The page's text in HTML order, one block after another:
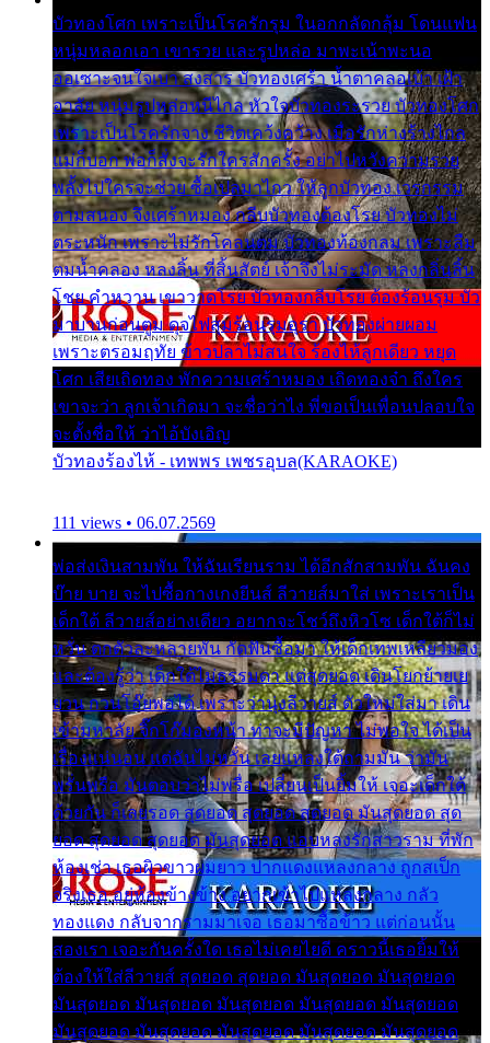
บัวทองโศก เพราะเป็นโรครักรุม ในอกกลัดกลุ้ม โดนแฟน
หนุ่มหลอกเอา เขารวย และรูปหล่อ มาพะเน้าพะนอ
ออเซาะจนใจเบา สงสาร บัวทองเศร้า น้ำตาคลอเบ้า เฝ้า
อาลัย หนุ่มรูปหล่อหนีไกล หัวใจบัวทองระรวย บัวทองโศก
เพราะเป็นโรครักจาง ชีวิตเคว้งคว้าง เมื่อรักห่างร้างไกล
แม่ก็บอก พ่อก็สั่งจะรักใครสักครั้ง อย่าไปหวังความรวย
พลั้งไปใครจะช่วย ซื้อเปลมาไกว ให้ลูกบัวทอง เวรกรรม
ตามสนอง จึงเศร้าหมอง กลีบบัวทองต้องโรย บัวทองไม่
ตระหนัก เพราะไม่รักโคลนตม บัวทองท้องกลม เพราะลืม
ตมน้ำคลอง หลงลิ้น ที่สิ้นสัตย์ เจ้าจึงไม่ระมัด หลงกลิ่นลิ้น
โชย คำหวาน เขาวาดโรย บัวทองกลีบโรย ต้องร้อนรุม บัว
มาบานก่อนตูม ดุจไฟสุมร้อนรุมอุรา บัวทองผ่ายผอม
เพราะตรอมฤทัย ข้าวปลาไม่สนใจ ร้องไห้ลูกเดียว หยุด
โศก เสียเถิดทอง พักความเศร้าหมอง เถิดทองจ๋า ถึงใคร
เขาจะว่า ลูกเจ้าเกิดมา จะชื่อว่าไง พี่ขอเป็นเพื่อนปลอบใจ
จะตั้งชื่อให้ ว่าไอ้บังเอิญ
บัวทองร้องไห้ - เทพพร เพชรอุบล(KARAOKE)
111 views • 06.07.2569
พ่อส่งเงินสามพัน ให้ฉันเรียนราม ได้อีกสักสามพัน ฉันคง
บ๊าย บาย จะไปซื้อกางเกงยีนส์ ลีวายส์มาใส่ เพราะเราเป็น
เด็กใต้ ลีวายส์อย่างเดียว อยากจะโชว์ถึงหิวโซ เด็กใต้ก็ไม่
หวั่น ตกตัวละหลายพัน กัดฟันซื้อมา ให้เด็กเทพเหลียวมอง
และต้องรู้ว่า เด็กใต้ไม่ธรรมดา แต่สุดยอด เดินโยกย้ายเย
ยวน กวนโอ๊ยพอได้ เพราะว่านุ่งลีวายส์ ตัวใหม่ใส่มา เดิน
เข้ามหาลัย จิ๊กโก๊มองหน้า ท่าจะมีปัญหา ไม่พอใจ ได้เป็น
เรื่องแน่นอน แต่ฉันไม่หวั่น เลยแหลงใต้ถามมัน ว่ามัน
พรั่นพรือ มันตอบว่าไม่พรื่อ เปลี่ยนเป็นยิ้มให้ เจอะเด็กใต้
ด้วยกัน ก็เลยรอด สุดยอด สุดยอด สุดยอด มันสุดยอด สุด
ยอด สุดยอด สุดยอด มันสุดยอด แอบหลงรักสาวราม ที่พัก
ห้องเช่า เธอผิวขาวผมยาว ปากแดงแหลงกลาง ถูกสเป็ก
จริงเธอ อยู่ห้องข้างข้าง อยากเข้าไปแหลงกลาง กลัว
ทองแดง กลับจากรามมาเจอ เธอมาซื้อข้าว แต่ก่อนนั้น
สองเรา เจอะกันครั้งใด เธอไม่เคยไยดี คราวนี้เธอยิ้มให้
ต้องให้ใส่ลีวายส์ สุดยอด สุดยอด มันสุดยอด มันสุดยอด
มันสุดยอด มันสุดยอด มันสุดยอด มันสุดยอด มันสุดยอด
มันสุดยอด มันสุดยอด มันสุดยอด มันสุดยอด มันสุดยอด